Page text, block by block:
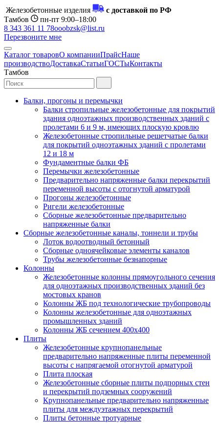
Железобетонные изделия
с доставкой по РФ
Тамбов
пн-пт 9:00–18:00
8 343 361 11 78ooobzsk@list.ru
Перезвоните мне
Каталог товаровО компанииПрайсНаше
производствоДоставкаСтатьиГОСТыКонтакты
Тамбов
Балки, прогоны и перемычки
Балки стропильные железобетонные для покрытий
здания одноэтажных производственных зданий с
пролетами 6 и 9 м, имеющих плоскую кровлю
Железобетонные стропильные решетчатые балки
для покрытий одноэтажных зданий с пролетами
12 и 18 м
Фундаментные балки ФБ
Перемычки железобетонные
Предварительно напряженные балки перекрытий
переменной высоты с отогнутой арматурой
Прогоны железобетонные
Ригели железобетонные
Сборные железобетонные предварительно
напряженные балки
Сборные железобетонные каналы, тоннели и трубы
Лоток водоотводный бетонный
Сборные одноячейковые элементы каналов
Трубы железобетонные безнапорные
Колонны
Железобетонные колонны прямоугольного сечения
для одноэтажных производственных зданий без
мостовых кранов
Колонны ЖБ под технологические трубопроводы
Колонны железобетонные для одноэтажных
промышленных зданий
Колонны ЖБ сечением 400х400
Плиты
Железобетонные крупнопанельные
предварительно напряженные плиты переменной
высоты с напрягаемой отогнутой арматурой
Плита плоская
Железобетонные сборные плиты подпорных стен
и перекрытий подземных сооружений
Крупнопанельные предварительно напряженные
плиты для междуэтажных перекрытий
Плиты бетонные тротуарные